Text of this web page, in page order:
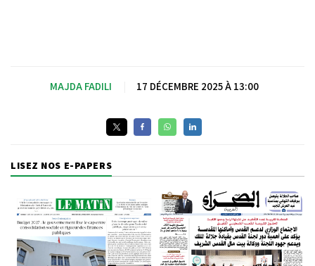
MAJDA FADILI 17 DÉCEMBRE 2025 À 13:00
LISEZ NOS E-PAPERS